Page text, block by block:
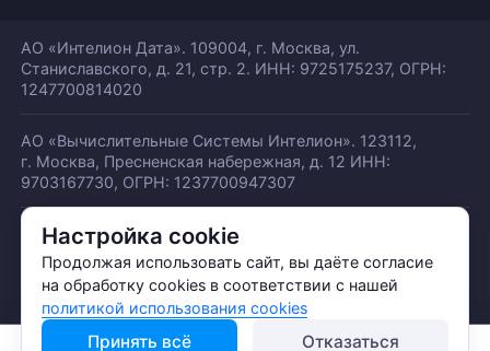
Настройка cookie
Продолжая использовать сайт, вы даёте согласие
на обработку cookies в соответствии с нашей
политикой использования cookies
Принять всё Отказаться
АО «Интелион Дата». 109004, г. Москва, ул.
Станиславского, д. 21, стр. 2. ИНН: 9725175237, ОГРН:
1247700814020
АО «Вычислительные Системы Интелион». 123112,
г. Москва, Пресненская набережная, д. 12 ИНН:
9703167730, ОГРН: 1237700947307
© АО «ИНТЕЛИОН ДАТА» 2026
Политика обработки ПДн
Политика конфиденциальности
Политика использования куки